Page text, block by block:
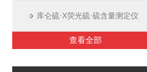
库仑硫·X荧光硫·硫含量测定仪
查看全部